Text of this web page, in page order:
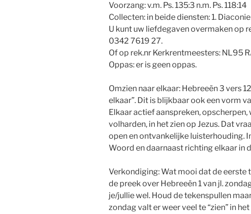
Voorzang: v.m. Ps. 135:3 n.m. Ps. 118:14
Collecten: in beide diensten: 1.
U kunt uw liefdegaven overmaken op
0342 7619 27.
Of op rek.nr Kerkrentmeesters: NL95
Oppas: er is geen oppas.
Omzien naar elkaar: Hebreeën 3 vers
elkaar”. Dit is blijkbaar ook een vorm
Elkaar actief aanspreken,
volharden, in het zien op Jezus. Dat
open en ontvankelijke luisterhouding.
Woord en daarnaast richting elkaar in
Verkondiging: Wat mooi dat de eerste
de preek over Hebreeën 1 van jl.
je/jullie wel. Houd de tekenspullen
zondag valt er weer veel te “zien” in